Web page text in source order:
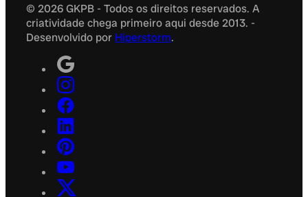
© 2026 GKPB - Todos os direitos reservados. A
criatividade chega primeiro aqui desde 2013. -
Desenvolvido por Hiperstorm.